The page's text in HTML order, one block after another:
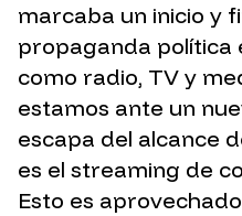
marcaba un inicio y
propaganda política
como radio, TV y
estamos ante un
escapa del alcance
es el streaming de
Esto es